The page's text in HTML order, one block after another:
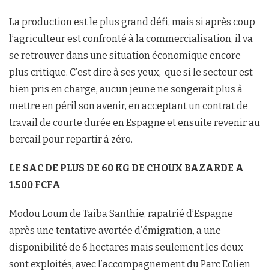
La production est le plus grand défi, mais si après coup
l’agriculteur est confronté à la commercialisation, il va
se retrouver dans une situation économique encore
plus critique. C’est dire à ses yeux, que si le secteur est
bien pris en charge, aucun jeune ne songerait plus à
mettre en péril son avenir, en acceptant un contrat de
travail de courte durée en Espagne et ensuite revenir au
bercail pour repartir à zéro.
LE SAC DE PLUS DE 60 KG DE CHOUX BAZARDE A
1.500 FCFA
Modou Loum de Taiba Santhie, rapatrié d’Espagne
après une tentative avortée d’émigration, a une
disponibilité de 6 hectares mais seulement les deux
sont exploités, avec l’accompagnement du Parc Eolien